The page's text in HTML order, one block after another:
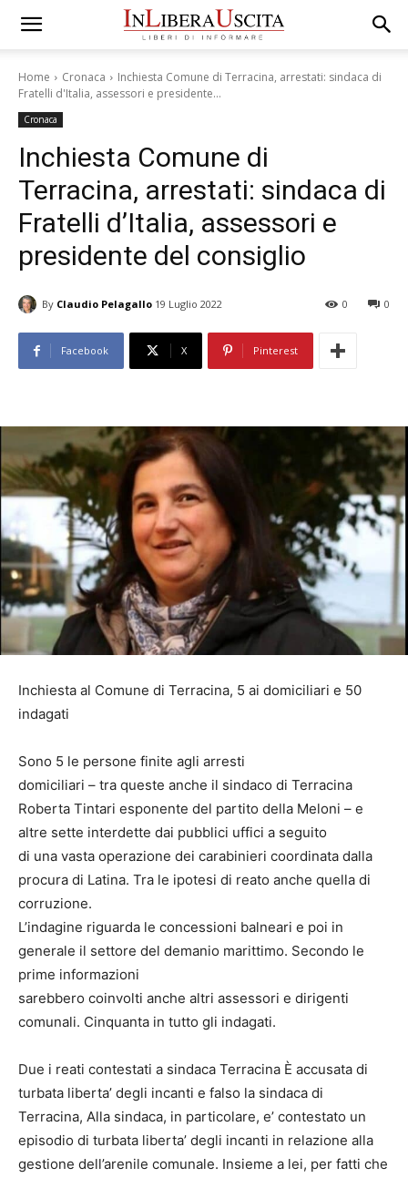
Home Cronaca
Inchiesta Comune di Terracina, arrestati: sindaca di
Fratelli d'Italia, assessori e presidente...
Cronaca
Inchiesta Comune di
Terracina, arrestati: sindaca di
Fratelli d’Italia, assessori e
presidente del consiglio
By Claudio Pelagallo 19 Luglio 2022 0
0
Facebook X Pinterest
Inchiesta al Comune di Terracina, 5 ai domiciliari e 50
indagati
Sono 5 le persone finite agli arresti
domiciliari – tra queste anche il sindaco di Terracina
Roberta Tintari esponente del partito della Meloni – e
altre sette interdette dai pubblici uffici a seguito
di una vasta operazione dei carabinieri coordinata dalla
procura di Latina. Tra le ipotesi di reato anche quella di
corruzione.
L’indagine riguarda le concessioni balneari e poi in
generale il settore del demanio marittimo. Secondo le
prime informazioni
sarebbero coinvolti anche altri assessori e dirigenti
comunali. Cinquanta in tutto gli indagati.
Due i reati contestati a sindaca Terracina È accusata di
turbata liberta’ degli incanti e falso la sindaca di
Terracina, Alla sindaca, in particolare, e’ contestato un
episodio di turbata liberta’ degli incanti in relazione alla
gestione dell’arenile comunale. Insieme a lei, per fatti che